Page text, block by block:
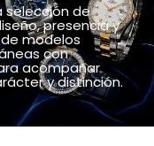
selección de
presencia y
modelos
con
acompañar
y distinción.